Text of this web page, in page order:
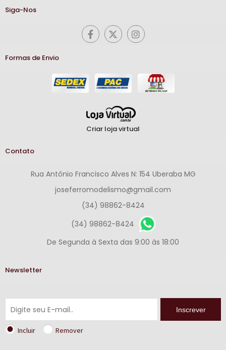
Siga-Nos
Formas de Envio
Criar loja virtual
Contato
Rua Antônio Francisco Alves N: 154 Uberaba MG
joseferromodelismo@gmail.com
(34) 98862-8424
(34) 98862-8424
De Segunda à Sexta das 9:00 às 18:00
Newsletter
Inscrever
Incluir Remover